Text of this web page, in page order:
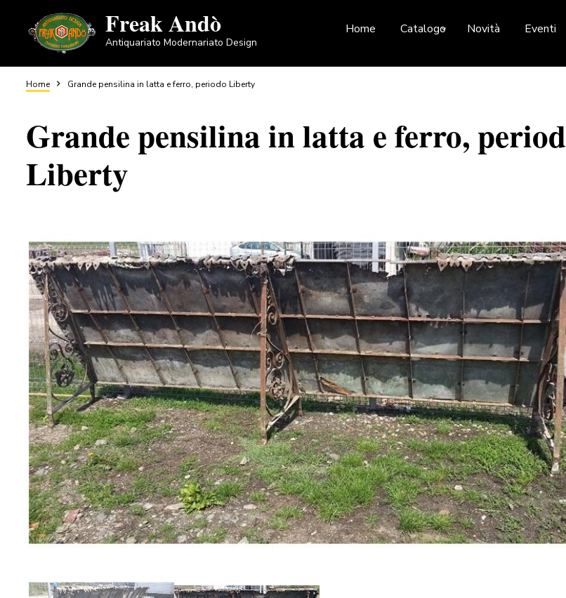
contenuto
principale
Freak Andò
Antiquariato Modernariato Design
Home Catalogo Novità Eventi
Briciole
di
pane
Home Grande pensilina in latta e ferro, periodo Liberty
Grande pensilina in latta e ferro,
Liberty